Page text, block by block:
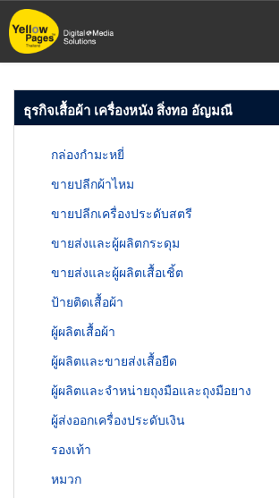
ข้าม
ไป
ธุรกิจเสื้อผ้า เครื่องหนัง สิ่งทอ อัญมณี
กล่องกำมะหยี่
ขายปลีกผ้าไหม
ขายปลีกเครื่องประดับสตรี
ขายส่งและผู้ผลิตกระดุม
ขายส่งและผู้ผลิตเสื้อเชิ้ต
ป้ายติดเสื้อผ้า
ผู้ผลิตเสื้อผ้า
ผู้ผลิตและขายส่งเสื้อยืด
ผู้ผลิตและจำหน่ายถุงมือและถุงมือยาง
ผู้ส่งออกเครื่องประดับเงิน
รองเท้า
หมวก